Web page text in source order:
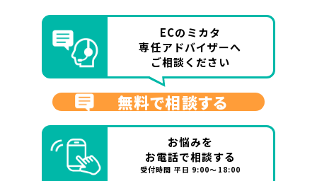
ECのミカタ
専任アドバイザーへ
ご相談ください
無料で相談する
お悩みを
お電話で相談する
受付時間 平日 9:00～18:00